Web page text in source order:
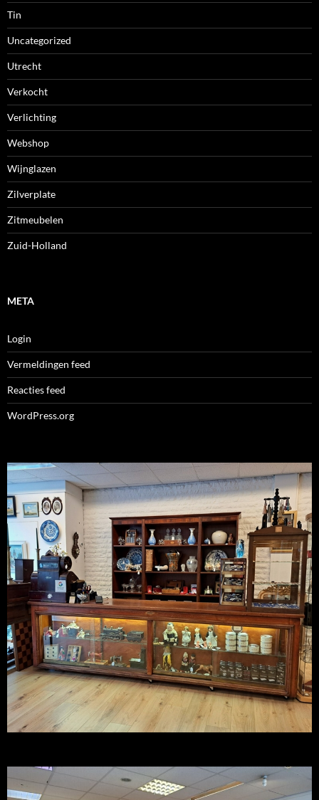
Tin
Uncategorized
Utrecht
Verkocht
Verlichting
Webshop
Wijnglazen
Zilverplate
Zitmeubelen
Zuid-Holland
META
Login
Vermeldingen feed
Reacties feed
WordPress.org